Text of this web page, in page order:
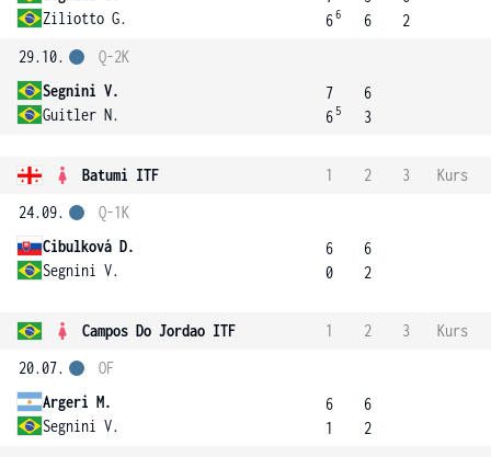
Ziliotto G.
66
6
2
29.10.
Segnini V.
Guitler N.
Q-2K
7
6 5
6
3
Batumi ITF 1 2 3
Kurs
24.09.
Cibulková D.
Segnini V.
Q-1K
6
0
6
2
Campos Do Jordao ITF 1 2 3
Kurs
20.07.
Argeri M.
Segnini V.
OF
6
1
6
2